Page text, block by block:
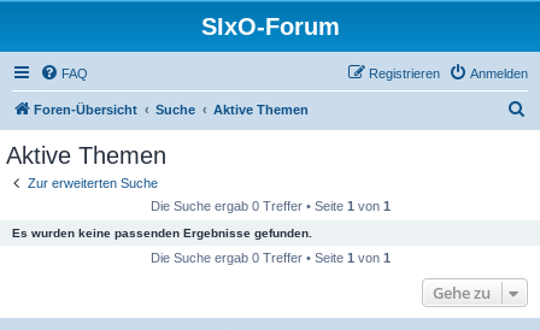
SIxO-Forum
FAQ Anmelden
Registrieren
Foren-Übersicht Suche Aktive Themen
Aktive Themen
Zur erweiterten Suche
Die Suche ergab 0 Treffer • Seite 1 von 1
Es wurden keine passenden Ergebnisse gefunden.
Die Suche ergab 0 Treffer • Seite 1 von 1
Gehe zu